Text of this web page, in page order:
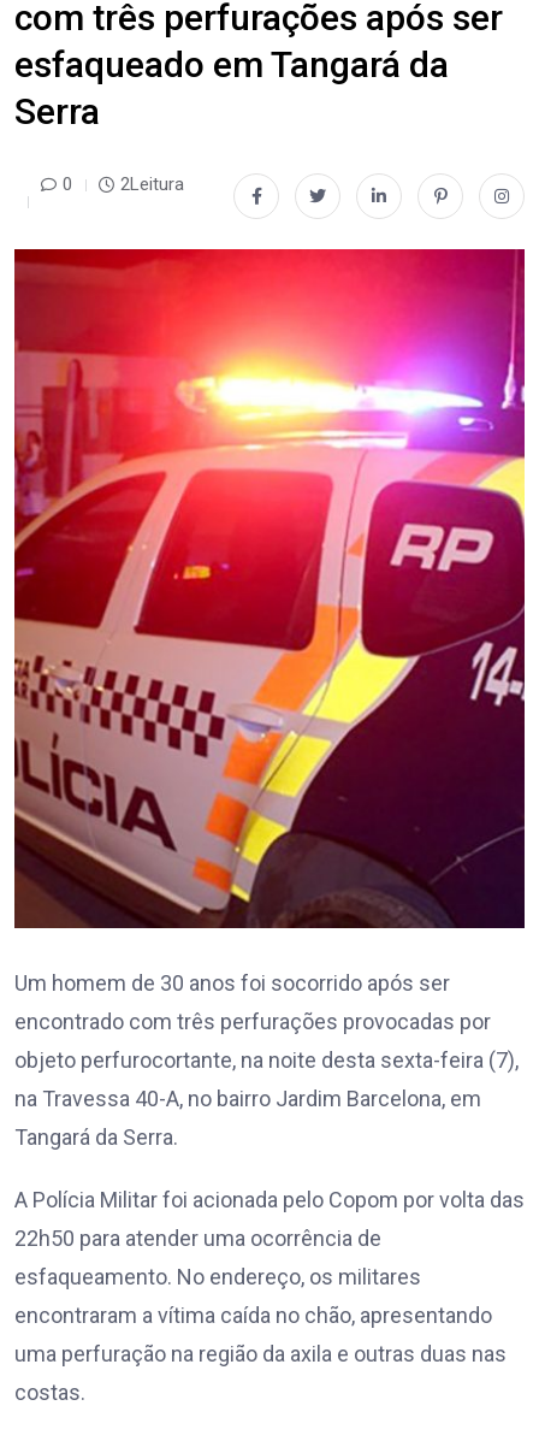
com três perfurações após ser
esfaqueado em Tangará da
Serra
0 2Leitura
Um homem de 30 anos foi socorrido após ser
encontrado com três perfurações provocadas por
objeto perfurocortante, na noite desta sexta-feira (7),
na Travessa 40-A, no bairro Jardim Barcelona, em
Tangará da Serra.
A Polícia Militar foi acionada pelo Copom por volta das
22h50 para atender uma ocorrência de
esfaqueamento. No endereço, os militares
encontraram a vítima caída no chão, apresentando
uma perfuração na região da axila e outras duas nas
costas.